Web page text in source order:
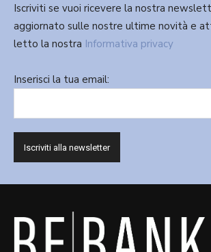
Iscriviti se vuoi ricevere la nostra
aggiornato sulle nostre ultime novità e
letto la nostra Informativa privacy
Inserisci la tua email: